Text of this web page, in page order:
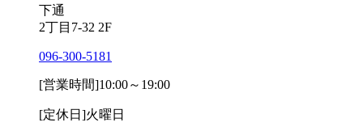
下通
2丁目7-32 2F
096-300-5181
[営業時間]10:00～19:00
[定休日]火曜日